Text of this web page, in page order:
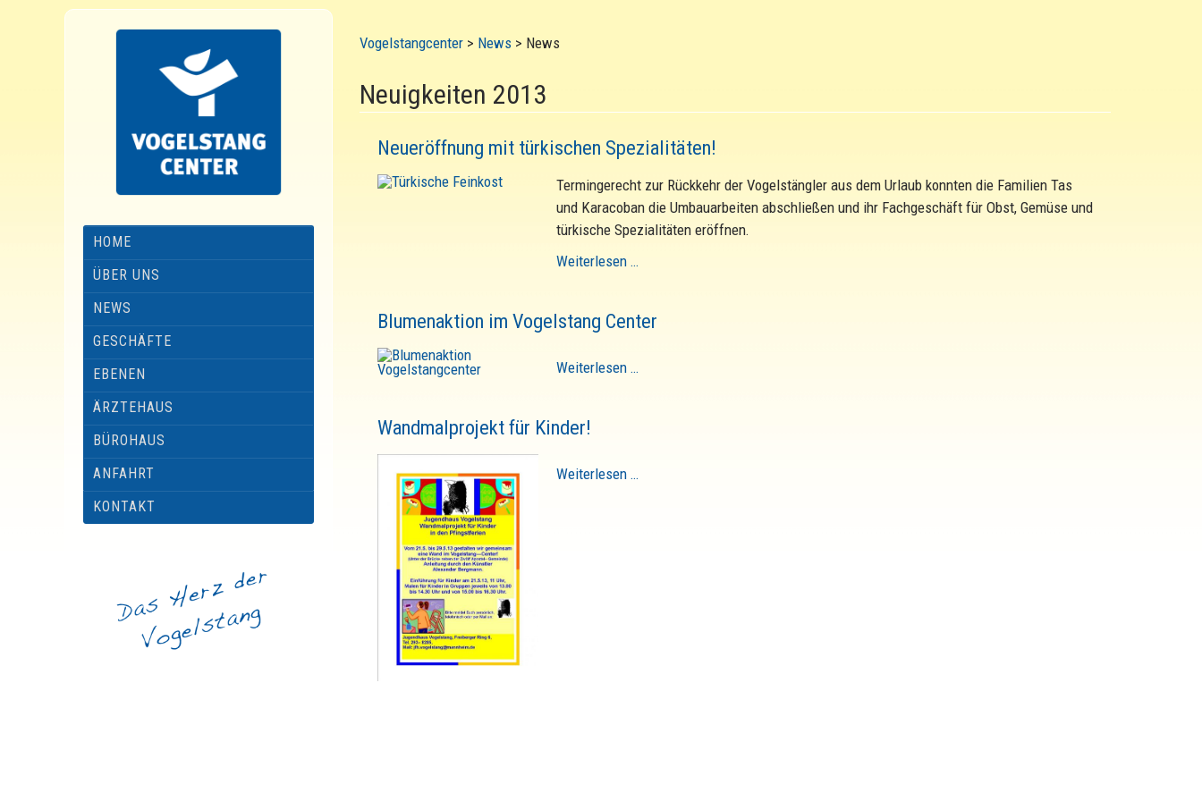
HOME
ÜBER UNS
NEWS
GESCHÄFTE
EBENEN
ÄRZTEHAUS
BÜROHAUS
ANFAHRT
KONTAKT
Vogelstangcenter > News > News
Neuigkeiten 2013
Neueröffnung mit türkischen Spezialitäten!
Termingerecht zur Rückkehr der Vogelstängler aus dem Urlaub konnten die Familien Tas
und Karacoban die Umbauarbeiten abschließen und ihr Fachgeschäft für Obst, Gemüse und
türkische Spezialitäten eröffnen.
Weiterlesen …
Blumenaktion im Vogelstang Center
Weiterlesen …
Wandmalprojekt für Kinder!
Weiterlesen …